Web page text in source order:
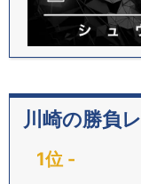
川崎の勝負